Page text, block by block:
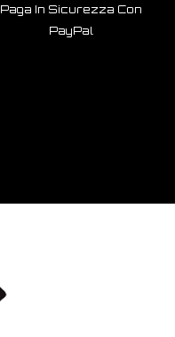
Paga In Sicurezza Con
PayPal